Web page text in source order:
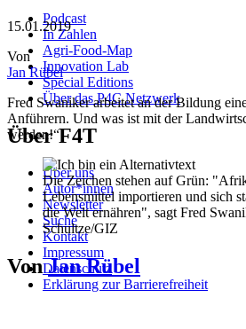
Podcast
In Zahlen
Agri-Food-Map
Innovation Lab
Special Editions
Über das P4C Netzwerk
Über F4T
Über uns
Autor*innen
Newsletter
Suche
Kontakt
Impressum
Datenschutz
Erklärung zur Barrierefreiheit
15.01.2019
Von
Jan Rübel
Fred Swaniker arbeitet an der Bildung
Anführern. Und was ist mit der
werden!“
Die Zeichen stehen auf Grün:
Lebensmittel importieren und sich
die Welt ernähren", sagt Fred
Schultze/GIZ
VonJan Rübel